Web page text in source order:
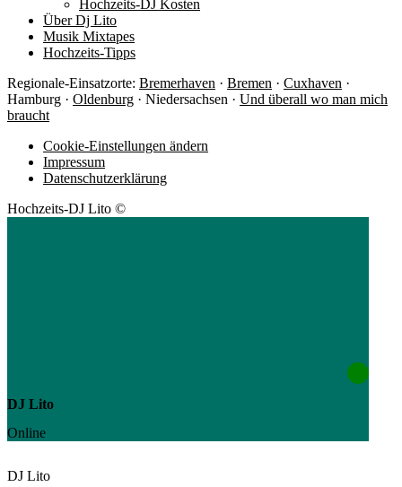
Hochzeits-DJ Kosten
Über Dj Lito
Musik Mixtapes
Hochzeits-Tipps
Regionale-Einsatzorte: Bremerhaven · Bremen · Cuxhaven ·
Hamburg · Oldenburg · Niedersachsen · Und überall wo man mich
braucht
Cookie-Einstellungen ändern
Impressum
Datenschutzerklärung
Hochzeits-DJ Lito ©
DJ Lito
Online
DJ Lito